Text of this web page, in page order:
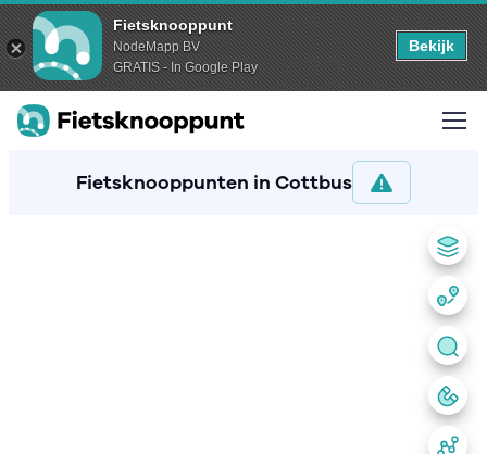
Fietsknooppunt
NodeMapp BV
GRATIS - In Google Play
Bekijk
Fietsknooppunten in Cottbus